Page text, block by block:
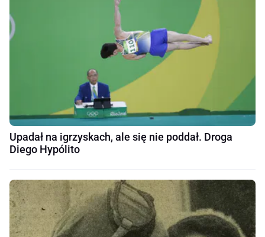
Upadał na igrzyskach, ale się nie poddał. Droga
Diego Hypólito